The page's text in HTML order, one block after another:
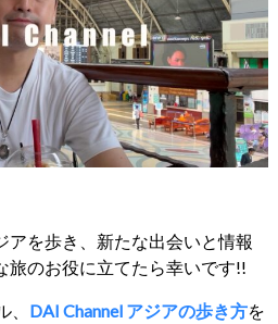
アを歩き、新たな出会いと情報
旅のお役に立てたら幸いです!!
DAI Channel アジアの歩き方を